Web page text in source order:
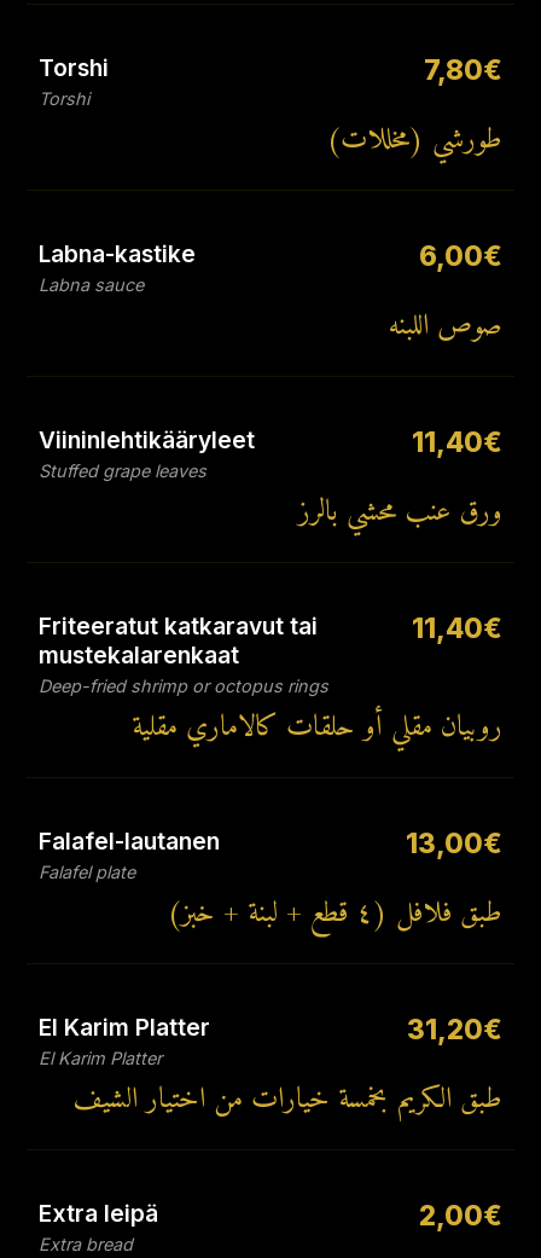
Torshi
Torshi
7,80€
طورشي (مخللات)
Labna-kastike
Labna sauce
6,00€
صوص اللبنه
Viininlehtikääryleet
Stuffed grape leaves
11,40€
ورق عنب محشي بالرز
Friteeratut katkaravut tai
mustekalarenkaat
Deep-fried shrimp or octopus rings
11,40€
روبيان مقلي أو حلقات كالاماري مقلية
Falafel-lautanen
Falafel plate
13,00€
طبق فلافل (٤ قطع + لبنة + خبز)
El Karim Platter
El Karim Platter
31,20€
طبق الكريم بخمسة خيارات من اختيار الشيف
Extra leipä
Extra bread
2,00€